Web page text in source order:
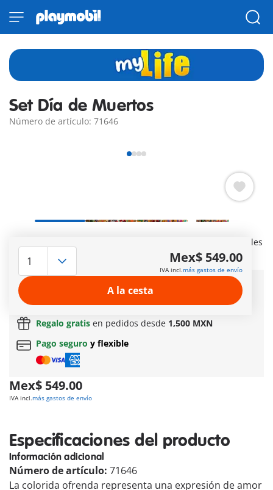
Set Día de Muertos
Número de artículo: 71646
Celebra el Día de Muertos a tu estilo, con los mágicos detalles
Más información
3 a 5 días hábiles!
$399 MXN
Regalo gratis en pedidos desde 1,500 MXN
Pago seguro y flexible
Mex$ 549.00
IVA incl.más gastos de envío
Mex$ 549.00
IVA incl.más gastos de envío
A la cesta
Especificaciones del producto
Información adicional
Número de artículo: 71646
La colorida ofrenda representa una expresión de amor